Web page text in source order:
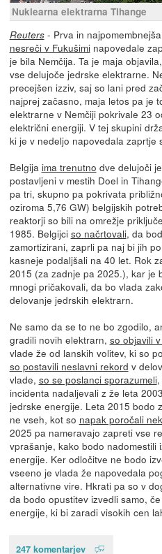
Nuklearna elektrarna Tihange
Reuters- Prva in
nesreči v Fukušiminapovedale
je bila Nemčija. Ta je maja
vse delujoče jedrske elektrarne.
precejšen izziv, saj so lani pred
najprej začasno, maja letos pa je
elektrarne v Nemčiji pokrivale 23
električni energiji. V tej skupini
ki je v nedeljo napovedala zaprtje
Belgija ima trenutno dve delujoči
postavljeni v mestih Doel in
pa tri, skupno pa pokrivata
oziroma 5,76 GW) belgijskih
reaktorji so bili na omrežje
1985. Belgijci so načrtovali, da
zamortizirani, zaprli pa naj bi jih
kasneje podaljšali na 40 let. Rok
2015 (za zadnje pa 2025.), kar je
mnogi pričakovali, da bo vlada
delovanje jedrskih elektrarn.
Ne samo da se to ne bo zgodilo,
gradili novih elektrarn, so objavili
vlade že od lanskih volitev, ki so
so postavili neslavni rekord v
vlade, so se poslanci sporazumeli,
incidenta nadaljevali z že leta
jedrske energije. Leta 2015 bodo
ne vseh, kot so napak poročali
2025 pa nameravajo zapreti vse
vprašanje, kako bodo nadomestili
energije. Ker odločitve ne bodo
vseeno je vlada že napovedala
alternativne vire. Hkrati pa so v
da bodo opustitev izvedli samo,
energije, ki bi zaradi visokih cen
247 komentarjev